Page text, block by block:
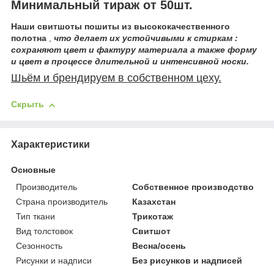
Минимальный тираж от 50шт.
Наши свитшоты пошиты из высококачественного
полотна , что делает их устойчивыми к стиркам :
сохраняют цвет и фактуру материала а также форму
и цвет в процессе длительной и интенсивной носки.
Шьём и брендируем в собственном цеху.
Скрыть
Характеристики
Основные
Производитель
Собственное производство
Страна производитель
Казахстан
Тип ткани
Трикотаж
Вид толстовок
Свитшот
Сезонность
Весна/осень
Рисунки и надписи
Без рисунков и надписей